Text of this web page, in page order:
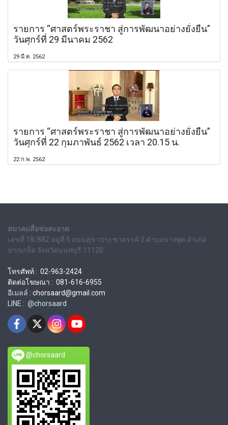
รายการ “ศาสตร์พระราชา สู่การพัฒนาอย่างยั่งยืน”
วันศุกร์ที่ 29 มีนาคม 2562
29 มี.ค. 2562
รายการ “ศาสตร์พระราชา สู่การพัฒนาอย่างยั่งยืน”
วันศุกร์ที่ 22 กุมภาพันธ์ 2562 เวลา 20.15 น.
22 ก.พ. 2562
สมาคมสื่อช่อสะอาด
เลขที่ 18/882 หมู่ที่ 5 ถนนสุขาประชาสรรค์ 2 ตำบลบางพูด อำเภอ
ปากเกร็ด จังหวัดนนทบุรี 11120
โทรศัพท์ : 02-963-2424
ติดต่อโฆษณา : 081-616-6955
อีเมลล์ : chorsaard@gmail.com
LINE : @chorsaard
@chorsaard